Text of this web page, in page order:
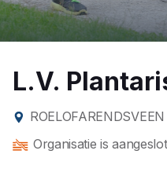
L.V.
ROELOFARENDSVEEN
Organisatie is